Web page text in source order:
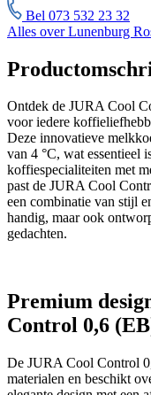
Bel 073 532 23 32
Alles over Lunenburg
Ontdek de JURA Cool
voor iedere
Deze innovatieve
van 4 °C, wat essentieel
koffiespecialiteiten met
past de JURA Cool
een combinatie van stijl
handig, maar ook
gedachten.
Premium
Control 0,6
De JURA Cool Control
materialen en beschikt